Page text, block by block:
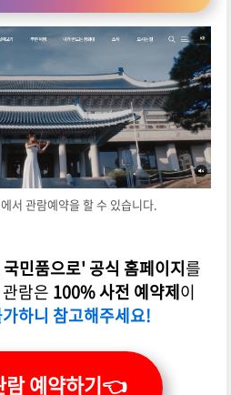
서 관람예약을 할 수 있습니다.
민품으로' 공식 홈페이지를
관람은 100% 사전 예약제이
하니 참고해주세요!
람 예약하기👈